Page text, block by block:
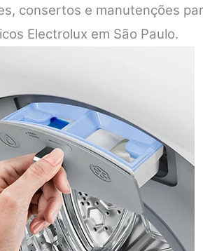
consertos e manutenções
Electrolux em São Paulo.